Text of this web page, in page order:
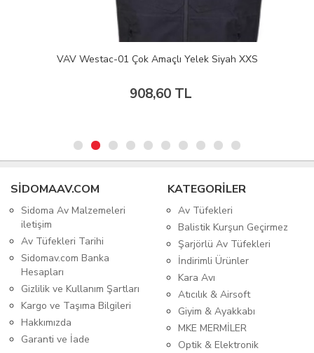
VAV Westac-01 Çok Amaçlı Yelek Siyah XXS
908,60 TL
SIDOMAAV.COM
Sidoma Av Malzemeleri
iletişim
Av Tüfekleri Tarihi
Sidomav.com Banka
Hesapları
Gizlilik ve Kullanım Şartları
Kargo ve Taşıma Bilgileri
Hakkımızda
Garanti ve İade
KATEGORİLER
Av Tüfekleri
Balistik Kurşun Geçirmez
Şarjörlü Av Tüfekleri
İndirimli Ürünler
Kara Avı
Atıcılık & Airsoft
Giyim & Ayakkabı
MKE MERMİLER
Optik & Elektronik